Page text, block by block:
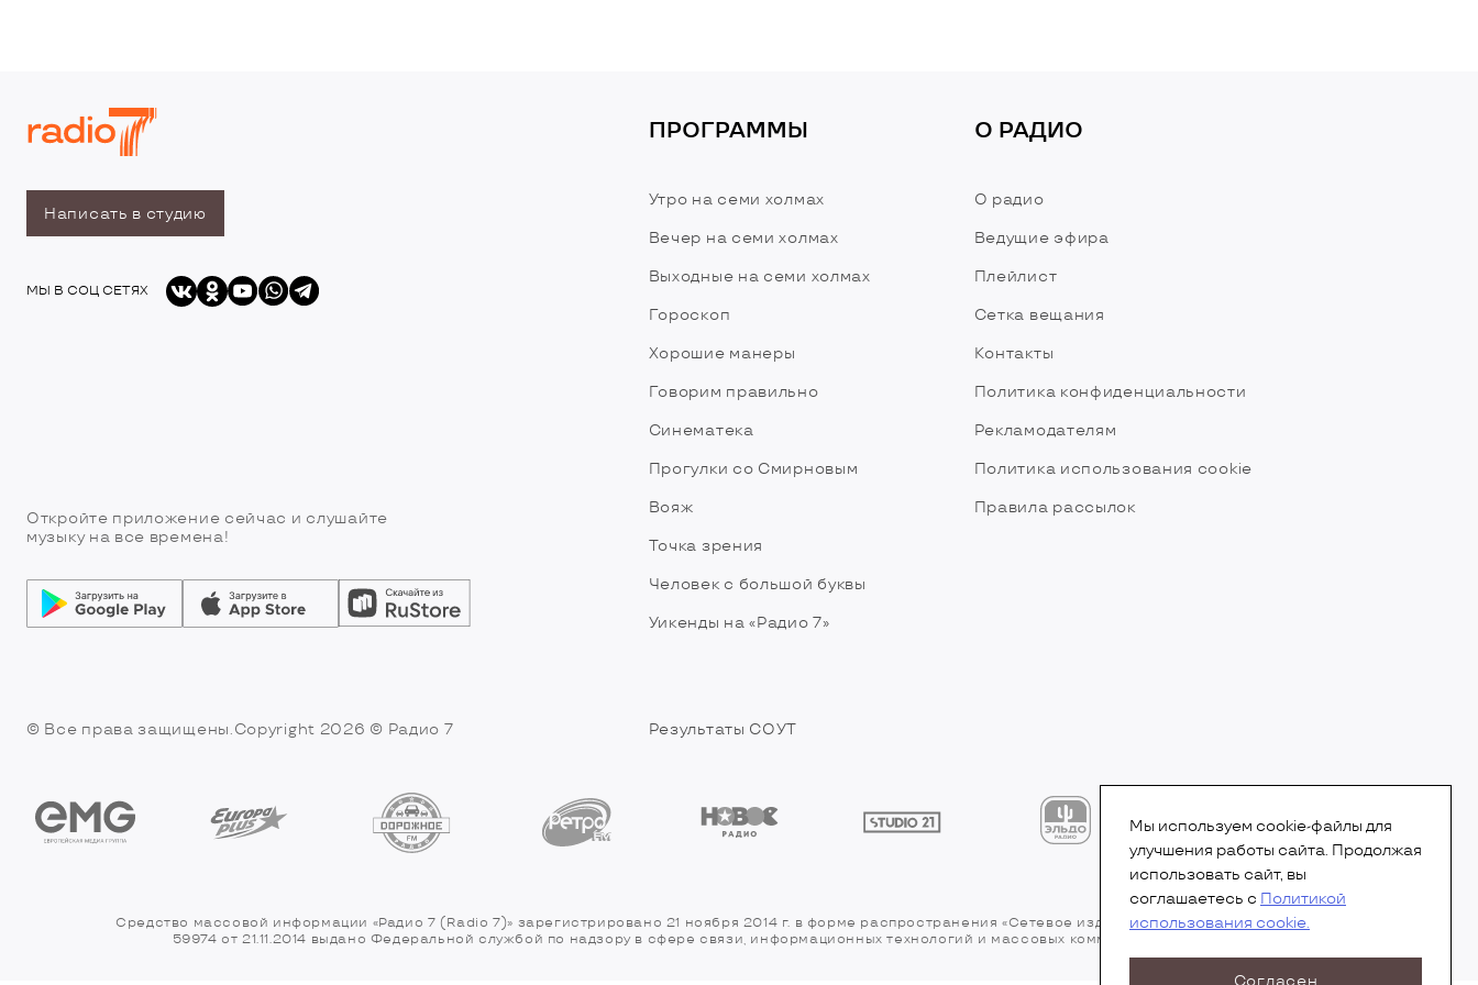
ПРОГРАММЫ О РАДИО
Написать в студию
МЫ В СОЦ СЕТЯХ
Откройте приложение сейчас и слушайте
музыку на все времена!
© Все права защищены.Copyright 2026 © Радио 7
Утро на семи холмах
Вечер на семи холмах
Выходные на семи холмах
Гороскоп
Хорошие манеры
Говорим правильно
Синематека
Прогулки со Смирновым
Вояж
Точка зрения
Человек с большой буквы
Уикенды на «Радио 7»
Результаты СОУТ
О радио
Ведущие эфира
Плейлист
Сетка вещания
Контакты
Политика конфиденциальности
Рекламодателям
Политика использования cookie
Правила рассылок
Средство массовой информации «Радио 7 (Radio 7)» зарегистрировано 21 ноября 2014 г. в форме распространения «Сетевое издание». Свидетельство Эл № ФС77-
59974 от 21.11.2014 выдано Федеральной службой по надзору в сфере связи, информационных технологий и массовых коммуникаций (Роскомнадзор).
Мы используем cookie-файлы для
улучшения работы сайта. Продолжая
использовать сайт, вы
соглашаетесь с Политикой
использования cookie.
Согласен